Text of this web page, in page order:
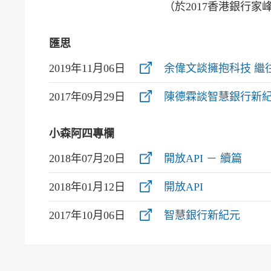
（於2017香港銀行家
匯思
2019年11月06日 余偉文談擁抱科技 繼
2017年09月29日 陳德霖談智慧銀行新
小森阿四專欄
2018年07月20日 開放API － 續篇
2018年01月12日 開放API
2017年10月06日 智慧銀行新紀元